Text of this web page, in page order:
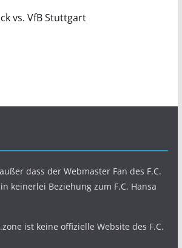
vs. VfB Stuttgart
dass der Webmaster Fan des F.C.
keinerlei Beziehung zum F.C. Hansa
ist keine offizielle Website des F.C.